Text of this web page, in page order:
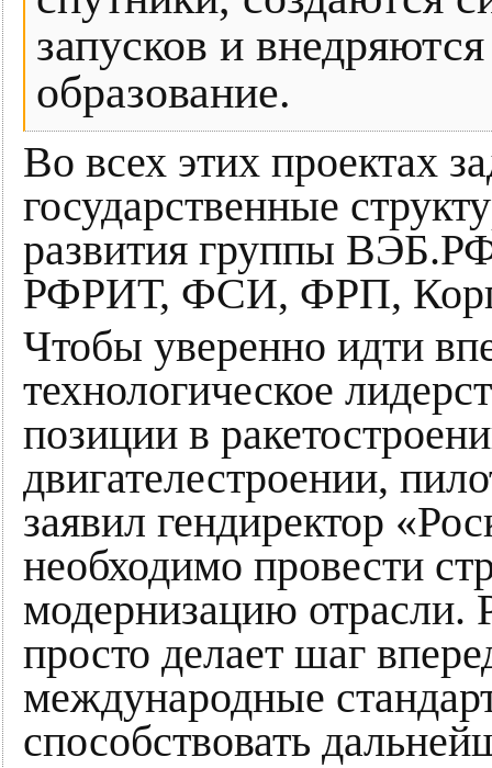
запусков и
образование.
Во всех этих проектах
государственные
развития группы
РФРИТ, ФСИ, ФРП,
Чтобы уверенно идти
технологическое
позиции в
двигателестроении,
заявил гендиректор
необходимо провести
модернизацию отрасли.
просто делает шаг
международные
способствовать